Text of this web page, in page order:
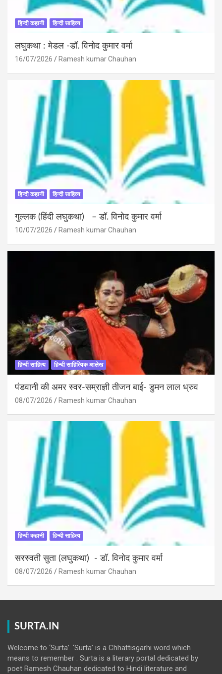
हिन्दी कहानी हिन्दी साहित्य
लघुकथा : मेडल -डॉ. विनोद कुमार वर्मा
16/07/2026 Ramesh kumar Chauhan
हिन्दी कहानी हिन्दी साहित्य
गुल्लक (हिंदी लघुकथा) – डॉ. विनोद कुमार वर्मा
10/07/2026 Ramesh kumar Chauhan
हिन्दी साहित्य हिन्दी साहित्यिक आलेख
पंडवानी की अमर स्वर-सम्राज्ञी तीजन बाई- डुमन लाल ध्रुव
08/07/2026 Ramesh kumar Chauhan
हिन्दी कहानी हिन्दी साहित्य
सरस्वती सुता (लघुकथा) ​- डॉ. विनोद कुमार वर्मा
08/07/2026 Ramesh kumar Chauhan
SURTA.IN
Welcome to ‘Surta’. ‘Surta’ is a Chhattisgarhi word which
means to remember . Surta is a literary portal dedicated by
poet Ramesh Chauhan dedicated to Hindi literature and